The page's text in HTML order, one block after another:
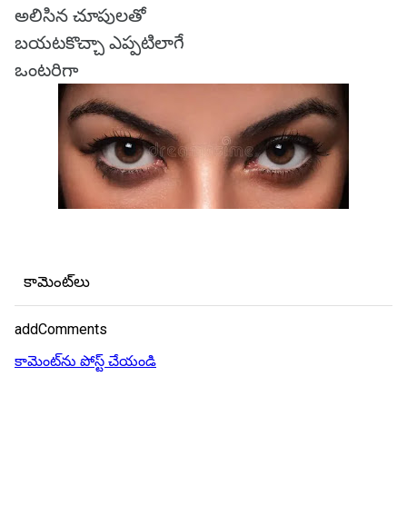
అలిసిన చూపులతో
బయటకొచ్చా ఎప్పటిలాగే
ఒంటరిగా
కామెంట్‌లు
addComments
కామెంట్‌ను పోస్ట్ చేయండి